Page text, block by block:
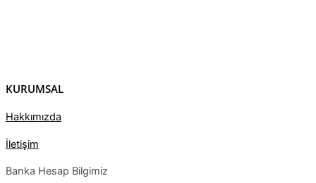
KURUMSAL
Hakkımızda
İletişim
Banka Hesap Bilgimiz